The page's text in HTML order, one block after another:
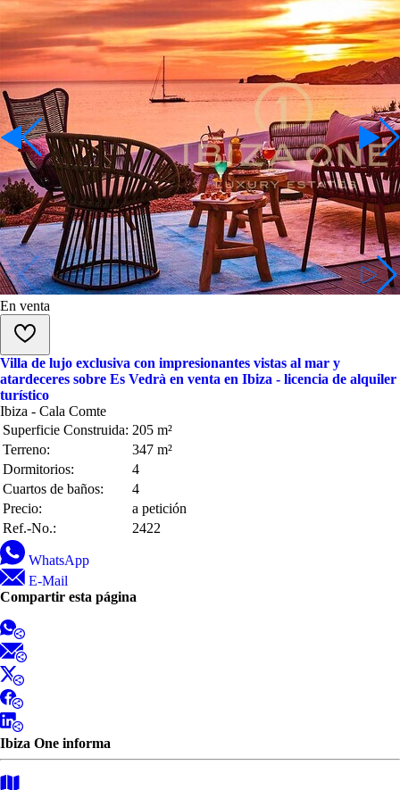
En venta
Villa de lujo exclusiva con impresionantes vistas al mar y
atardeceres sobre Es Vedrà en venta en Ibiza - licencia de alquiler
turístico
Ibiza - Cala Comte
Superficie Construida: 205 m²
Terreno:
347 m²
Dormitorios:
4
Cuartos de baños:
4
Precio:
a petición
Ref.-No.:
2422
WhatsApp
E-Mail
Compartir esta página
Ibiza One informa